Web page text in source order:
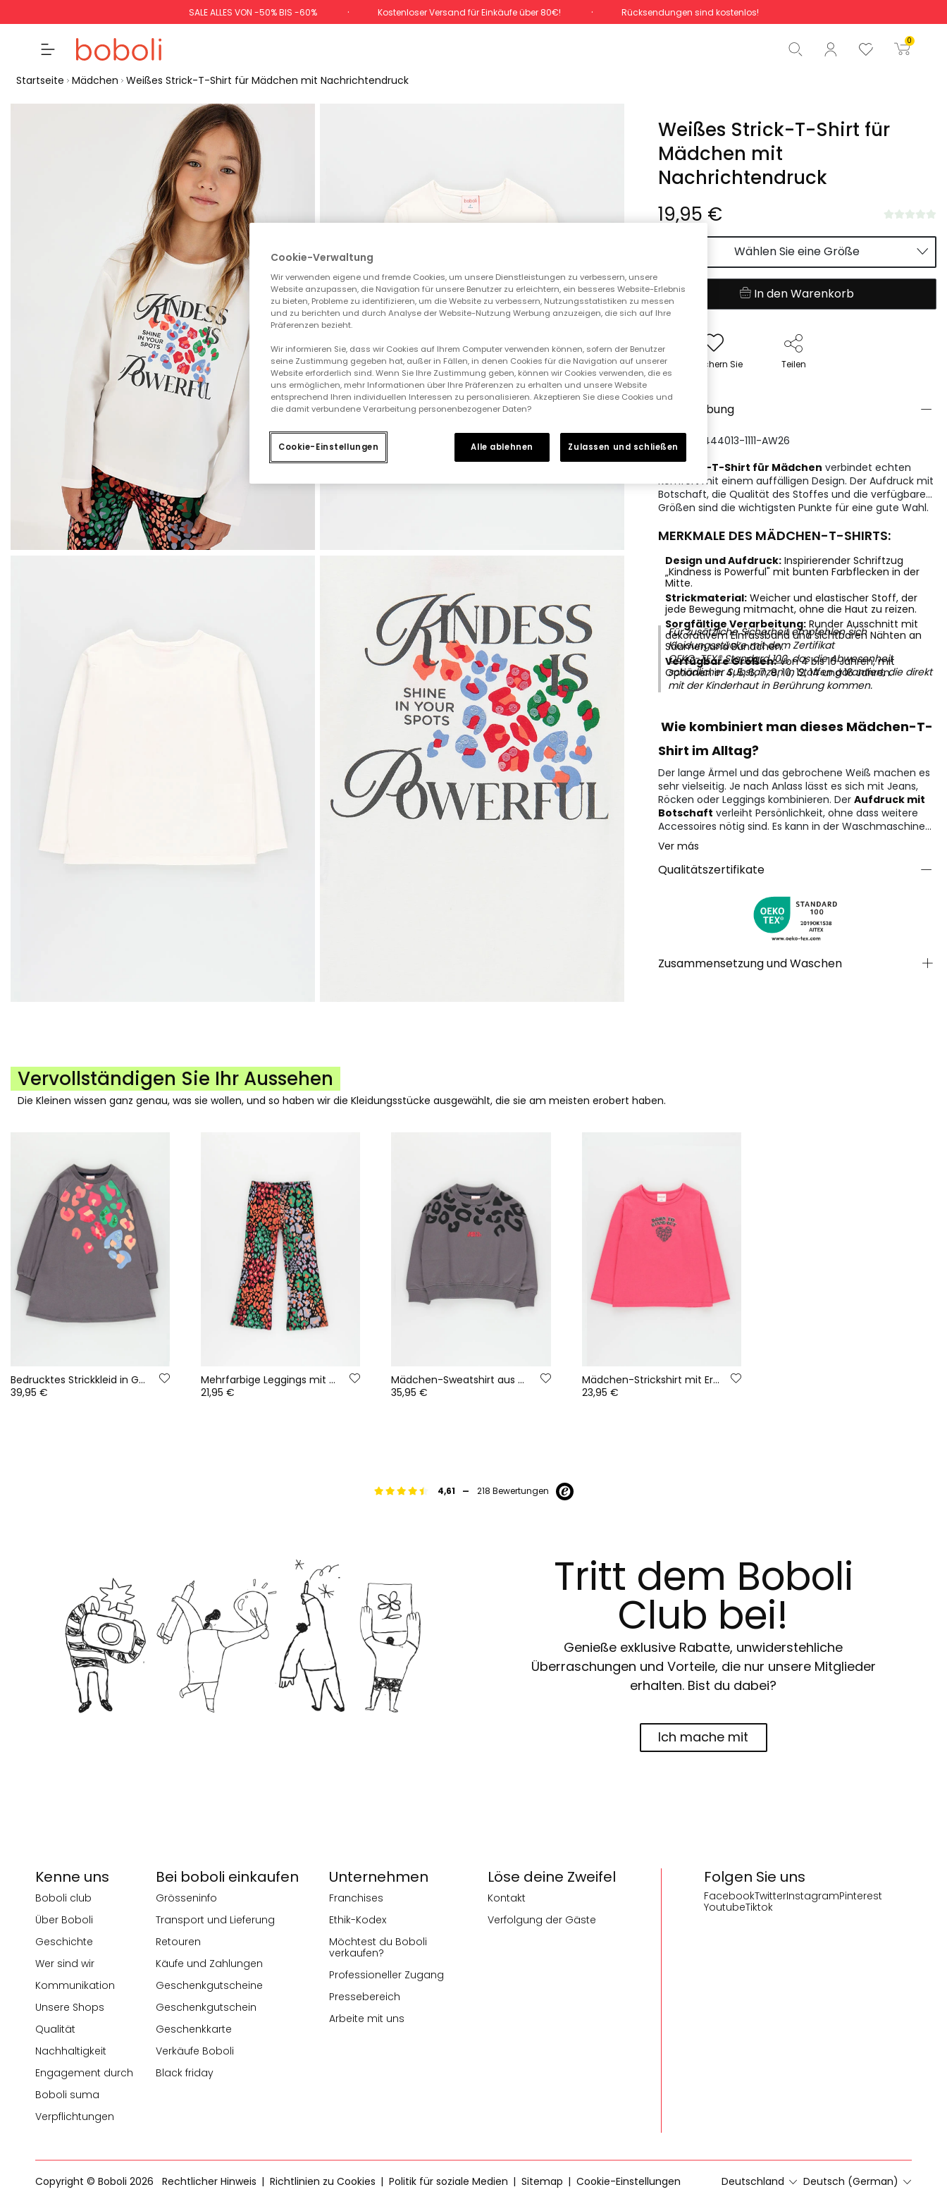
SALE ALLES VON -50% BIS -60% Kostenloser Versand für Einkäufe über 80€! Rücksendungen sind kostenlos!
0
Gesamtbetrag 0,00 €
Start der Bestellung
Startseite Mädchen Weißes Strick-T-Shirt für Mädchen mit Nachrichtendruck
Weißes Strick-T-Shirt für
Mädchen mit
Nachrichtendruck
19,95 €
Wählen Sie eine Größe
In den Warenkorb
Speichern Sie Teilen
Beschreibung
REFERENZ:444013-1111-AW26
Strick-T-Shirt für Mädchen verbindet echten
Komfort mit einem auffälligen Design. Der Aufdruck mit
Botschaft, die Qualität des Stoffes und die verfügbaren
Größen sind die wichtigsten Punkte für eine gute Wahl.
MERKMALE DES MÄDCHEN-T-SHIRTS:
Design und Aufdruck:Inspirierender Schriftzug
„Kindness is Powerful" mit bunten Farbflecken in der
Mitte.
Strickmaterial:Weicher und elastischer Stoff, der
jede Bewegung mitmacht, ohne die Haut zu reizen.
Sorgfältige Verarbeitung:Runder Ausschnitt mit
dekorativem Einfassband und sichtbaren Nähten an
Säumen und Bündchen.
Verfügbare Größen:Von 4 bis 16 Jahren, mit
Optionen in 4, 5, 6, 7, 8, 10, 12, 14 und 16 Jahren.
Für zusätzliche Sicherheit empfehlen sich
Kleidungsstücke mit dem Zertifikat
OEKO-TEX® Standard 100, das die Abwesenheit
schädlicher Substanzen in Stoffen garantiert, die direkt
mit der Kinderhaut in Berührung kommen.
Wie kombiniert man dieses Mädchen-T-
Shirt im Alltag?
Der lange Ärmel und das gebrochene Weiß machen es
sehr vielseitig. Je nach Anlass lässt es sich mit Jeans,
Röcken oder Leggings kombinieren. Der Aufdruck mit
Botschaft verleiht Persönlichkeit, ohne dass weitere
Accessoires nötig sind. Es kann in der Waschmaschine
gewaschen werden, ohne Form oder Farbe zu verlieren.
Ver más
Qualitätszertifikate
Zusammensetzung und Waschen
Vervollständigen Sie Ihr Aussehen
Die Kleinen wissen ganz genau, was sie wollen, und so haben wir die Kleidungsstücke ausgewählt, die sie am meisten erobert haben.
Bedrucktes Strickkleid in Grau mit Animal-Print
39,95 €
Mehrfarbige Leggings mit Animal-Print-Muster
21,95 €
Mädchen-Sweatshirt aus Fleece, grau, mit Leopardenmuster
35,95 €
Mädchen-Strickshirt mit Erdbeeraufdruck
23,95 €
4,61 - 218 Bewertungen
Tritt dem Boboli
Club bei!
Genieße exklusive Rabatte, unwiderstehliche
Überraschungen und Vorteile, die nur unsere Mitglieder
erhalten. Bist du dabei?
Ich mache mit
Folgen Sie uns
FacebookTwitterInstagramPinterest
YoutubeTiktok
Kenne uns
Boboli club
Über Boboli
Geschichte
Wer sind wir
Kommunikation
Unsere Shops
Qualität
Nachhaltigkeit
Engagement durch
Boboli suma
Verpflichtungen
Bei boboli einkaufen
Grösseninfo
Transport und Lieferung
Retouren
Käufe und Zahlungen
Geschenkgutscheine
Geschenkgutschein
Geschenkkarte
Verkäufe Boboli
Black friday
Unternehmen
Franchises
Ethik-Kodex
Möchtest du Boboli
verkaufen?
Professioneller Zugang
Pressebereich
Arbeite mit uns
Löse deine Zweifel
Kontakt
Verfolgung der Gäste
Copyright © Boboli 2026 Deutschland Deutsch (German)
Rechtlicher Hinweis Richtlinien zu Cookies Politik für soziale Medien Sitemap Cookie-Einstellungen
Cookie-Verwaltung
Wir verwenden eigene und fremde Cookies, um unsere Dienstleistungen zu verbessern, unsere
Website anzupassen, die Navigation für unsere Benutzer zu erleichtern, ein besseres Website-Erlebnis
zu bieten, Probleme zu identifizieren, um die Website zu verbessern, Nutzungsstatistiken zu messen
und zu berichten und durch Analyse der Website-Nutzung Werbung anzuzeigen, die sich auf Ihre
Präferenzen bezieht.
Wir informieren Sie, dass wir Cookies auf Ihrem Computer verwenden können, sofern der Benutzer
seine Zustimmung gegeben hat, außer in Fällen, in denen Cookies für die Navigation auf unserer
Website erforderlich sind. Wenn Sie Ihre Zustimmung geben, können wir Cookies verwenden, die es
uns ermöglichen, mehr Informationen über Ihre Präferenzen zu erhalten und unsere Website
entsprechend Ihren individuellen Interessen zu personalisieren. Akzeptieren Sie diese Cookies und
die damit verbundene Verarbeitung personenbezogener Daten?
Cookie-Einstellungen Alle ablehnen Zulassen und schließen